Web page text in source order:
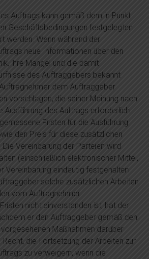
Auftrags kann gemäß dem in Punkt
Geschäftsbedingungen festgelegten
werden. Wenn während der
neue Informationen über den
ihre Mängel und die damit
des Auftraggebers bekannt
dem Auftraggeber
vorschlagen, die seiner Meinung nach
Ausführung des Auftrags erforderlich
Fristen für die Ausführung
den Preis für diese zusätzlichen
Vereinbarung der Parteien wird
(einschließlich elektronischer Mittel,
Vereinbarung eindeutig festgehalten
solche zusätzlichen Arbeiten
vom Auftragnehmer
nicht einverstanden ist, hat der
er den Auftraggeber gemäß den
Maßnahmen darüber
die Fortsetzung der Arbeiten zur
zu verweigern, wenn die